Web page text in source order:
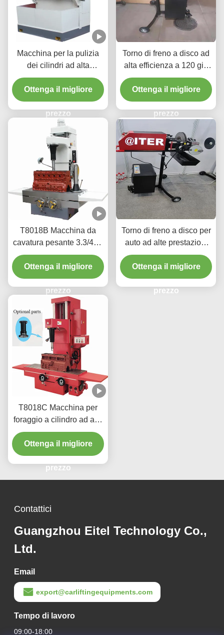
Macchina per la pulizia
dei cilindri ad alta
precisione 1.1/1.5kw per
veicoli cilindro
Ottenga il migliore
prezzo
Torno di freno a disco ad
alta efficienza a 120 giri
al minuto per la
manutenzione del veicolo
T2009
Ottenga il migliore
prezzo
T8018B Macchina da
cavatura pesante 3.3/4kw
con un'interfaccia facile
da usare
Ottenga il migliore
prezzo
Torno di freno a disco per
auto ad alte prestazioni
220v/110v per laboratorio
T2009
Ottenga il migliore
prezzo
T8018C Macchina per
foraggio a cilindro ad alta
precisione per veicoli
pesanti
Ottenga il migliore
prezzo
Contattici
Guangzhou Eitel Technology Co.,
Ltd.
Email
export@carliftingequipments.com
Tempo di lavoro
09:00-18:00